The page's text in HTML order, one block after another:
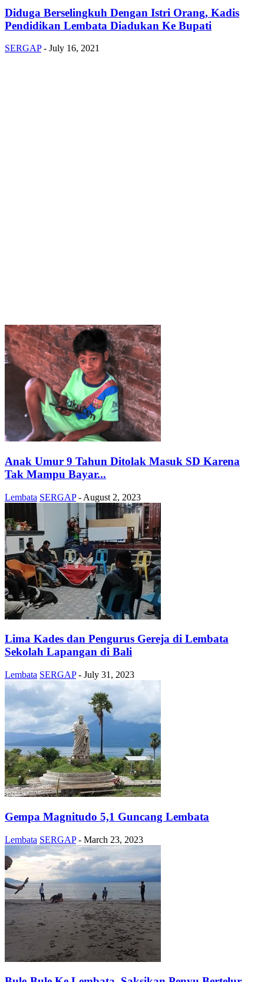
Diduga Berselingkuh Dengan Istri Orang, Kadis
Pendidikan Lembata Diadukan Ke Bupati
SERGAP - July 16, 2021
Anak Umur 9 Tahun Ditolak Masuk SD Karena
Tak Mampu Bayar...
Lembata SERGAP - August 2, 2023
Lima Kades dan Pengurus Gereja di Lembata
Sekolah Lapangan di Bali
Lembata SERGAP - July 31, 2023
Gempa Magnitudo 5,1 Guncang Lembata
Lembata SERGAP - March 23, 2023